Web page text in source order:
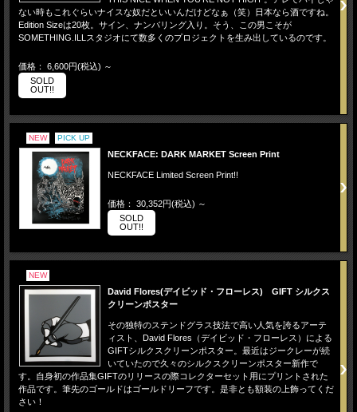
ない時もこれぐらいナイスな奴だといいんだけどなぁ（笑）日本なら酒ですね。
Edition Sizeは20枚。サイン、ナンバリング入り。そう、この男こそが
SOMETHING.ILLスタジオにて数多くのプロジェクトを生み出しているのです。
価格： 6,600円(税込) ～
SOLD
OUT!!
NEW PICK UP
NECKFACE: DARK MARKET Screen Print
NECKFACE Limited Screen Print!!
価格： 30,352円(税込) ～
SOLD
OUT!!
NEW
David Flores(デイビッド・フローレス) GIFT シルクス
クリーンポスター
その独特のステンドグラス技法で高い人気を誇るアーテ
ィスト、David Flores（デイビッド・フローレス）による
GIFTシルクスクリーンポスター。最近はジークレーが続
いていたので久々のシルクスクリーンポスター新作で
す。自身初の作品集GIFTのリリースの際コレクターセット用にプリントされた
作品です。筆先のゴールドはゴールドリーフです。是非とも額装の上飾ってくだ
さい！